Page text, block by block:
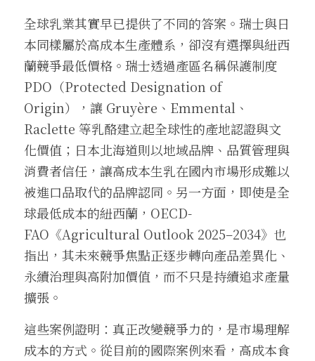
全球乳業其實早已提供了不同的答案。瑞士與日
本同樣屬於高成本生產體系，卻沒有選擇與紐西
蘭競爭最低價格。瑞士透過產區名稱保護制度
PDO（Protected Designation of
Origin），讓 Gruyère、Emmental、
Raclette 等乳酪建立起全球性的產地認證與文
化價值；日本北海道則以地域品牌、品質管理與
消費者信任，讓高成本生乳在國內市場形成難以
被進口品取代的品牌認同。另一方面，即使是全
球最低成本的紐西蘭，OECD-
FAO《Agricultural Outlook 2025–2034》也
指出，其未來競爭焦點正逐步轉向產品差異化、
永續治理與高附加價值，而不只是持續追求產量
擴張。
這些案例證明：真正改變競爭力的，是市場理解
成本的方式。從目前的國際案例來看，高成本食